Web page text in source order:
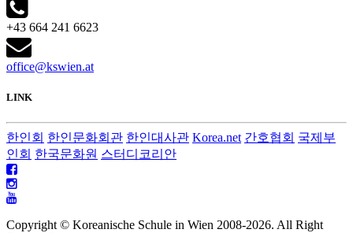
+43 664 241 6623
office@kswien.at
LINK
한인회 한인문화회관 한인대사관 Korea.net 간호협회 국제부
인회 한국문화원 스터디코리안
Copyright © Koreanische Schule in Wien 2008-2026. All Right